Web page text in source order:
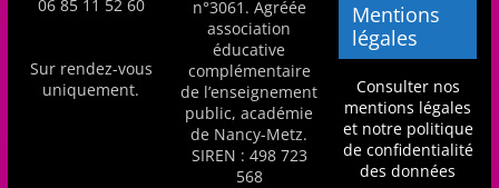
06 85 11 52 60
Sur rendez-vous
uniquement.
n°3061. Agréée
association
éducative
complémentaire
de l’enseignement
public, académie
de Nancy-Metz.
SIREN : 498 723
568
Mentions
légales
Consulter nos
mentions légales
et notre politique
de confidentialité
des données